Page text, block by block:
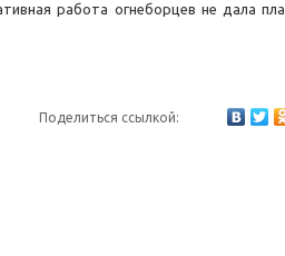
работа огнеборцев не дала
Поделиться ссылкой: